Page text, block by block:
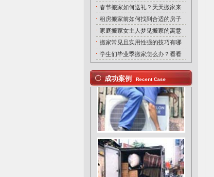
春节搬家如何送礼？天天搬家来
租房搬家前如何找到合适的房子
家庭搬家女主人梦见搬家的寓意
搬家常见且实用性强的技巧有哪
学生们毕业季搬家怎么办？看看
成功案例 Recent Case